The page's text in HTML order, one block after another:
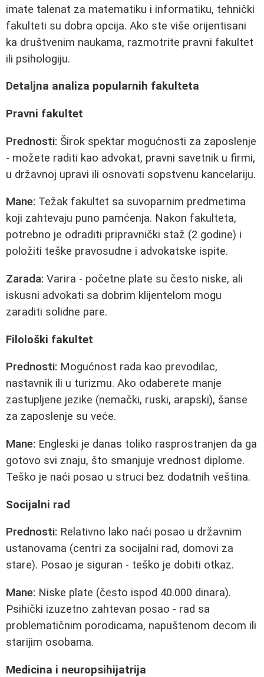
imate talenat za matematiku i informatiku, tehnički
fakulteti su dobra opcija. Ako ste više orijentisani
ka društvenim naukama, razmotrite pravni fakultet
ili psihologiju.
Detaljna analiza popularnih fakulteta
Pravni fakultet
Prednosti: Širok spektar mogućnosti za zaposlenje
- možete raditi kao advokat, pravni savetnik u firmi,
u državnoj upravi ili osnovati sopstvenu kancelariju.
Mane: Težak fakultet sa suvoparnim predmetima
koji zahtevaju puno pamćenja. Nakon fakulteta,
potrebno je odraditi pripravnički staž (2 godine) i
položiti teške pravosudne i advokatske ispite.
Zarada: Varira - početne plate su često niske, ali
iskusni advokati sa dobrim klijentelom mogu
zaraditi solidne pare.
Filološki fakultet
Prednosti: Mogućnost rada kao prevodilac,
nastavnik ili u turizmu. Ako odaberete manje
zastupljene jezike (nemački, ruski, arapski), šanse
za zaposlenje su veće.
Mane: Engleski je danas toliko rasprostranjen da ga
gotovo svi znaju, što smanjuje vrednost diplome.
Teško je naći posao u struci bez dodatnih veština.
Socijalni rad
Prednosti: Relativno lako naći posao u državnim
ustanovama (centri za socijalni rad, domovi za
stare). Posao je siguran - teško je dobiti otkaz.
Mane: Niske plate (često ispod 40.000 dinara).
Psihički izuzetno zahtevan posao - rad sa
problematičnim porodicama, napuštenom decom ili
starijim osobama.
Medicina i neuropsihijatrija